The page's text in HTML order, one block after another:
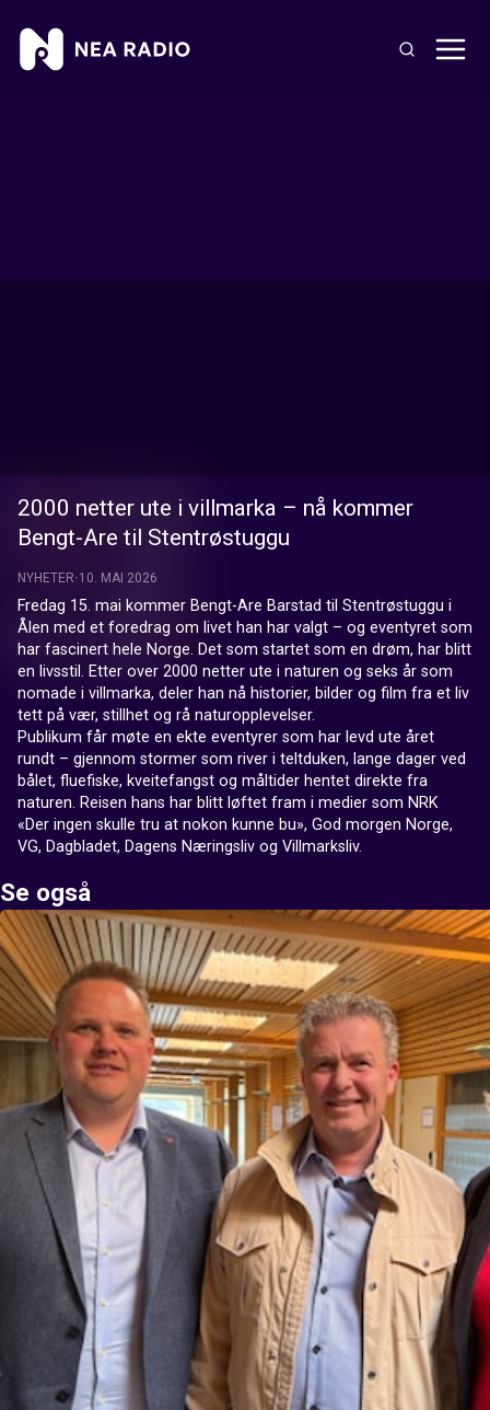
2000 netter ute i villmarka – nå kommer
Bengt-Are til Stentrøstuggu
NYHETER 10. MAI 2026
Fredag 15. mai kommer Bengt-Are Barstad til Stentrøstuggu i
Ålen med et foredrag om livet han har valgt – og eventyret som
har fascinert hele Norge. Det som startet som en drøm, har blitt
en livsstil. Etter over 2000 netter ute i naturen og seks år som
nomade i villmarka, deler han nå historier, bilder og film fra et liv
tett på vær, stillhet og rå naturopplevelser.
Publikum får møte en ekte eventyrer som har levd ute året
rundt – gjennom stormer som river i teltduken, lange dager ved
bålet, fluefiske, kveitefangst og måltider hentet direkte fra
naturen. Reisen hans har blitt løftet fram i medier som NRK
«Der ingen skulle tru at nokon kunne bu», God morgen Norge,
VG, Dagbladet, Dagens Næringsliv og Villmarksliv.
Se også